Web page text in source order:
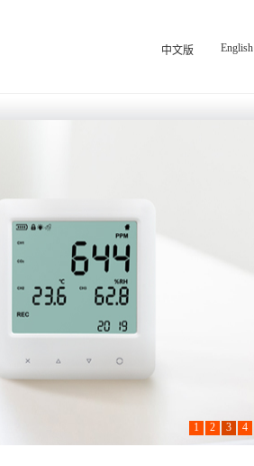
中文版 English
1 2 3 4